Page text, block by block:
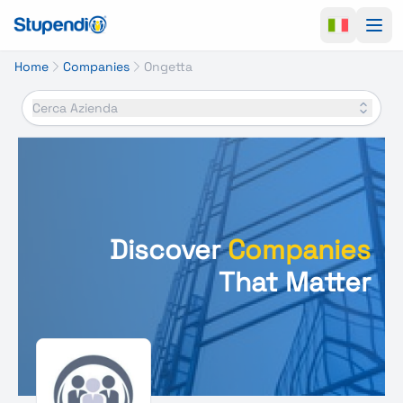
Home Companies Ongetta
Cerca Azienda
DiscoverCompanies
That Matter